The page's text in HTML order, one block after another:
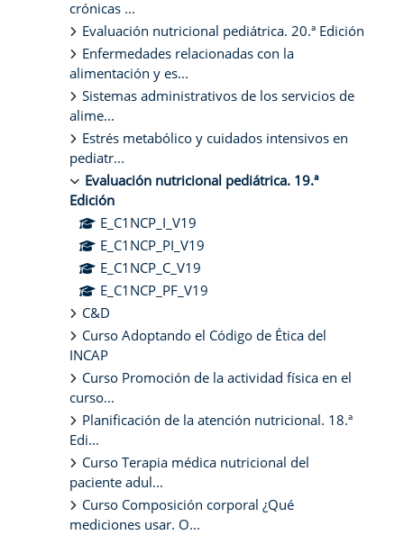
crónicas ...
Evaluación nutricional pediátrica. 20.ª Edición
Enfermedades relacionadas con la
alimentación y es...
Sistemas administrativos de los servicios de
alime...
Estrés metabólico y cuidados intensivos en
pediatr...
Evaluación nutricional pediátrica. 19.ª
Edición
E_C1NCP_I_V19
E_C1NCP_PI_V19
E_C1NCP_C_V19
E_C1NCP_PF_V19
C&D
Curso Adoptando el Código de Ética del
INCAP
Curso Promoción de la actividad física en el
curso...
Planificación de la atención nutricional. 18.ª
Edi...
Curso Terapia médica nutricional del
paciente adul...
Curso Composición corporal ¿Qué
mediciones usar. O...